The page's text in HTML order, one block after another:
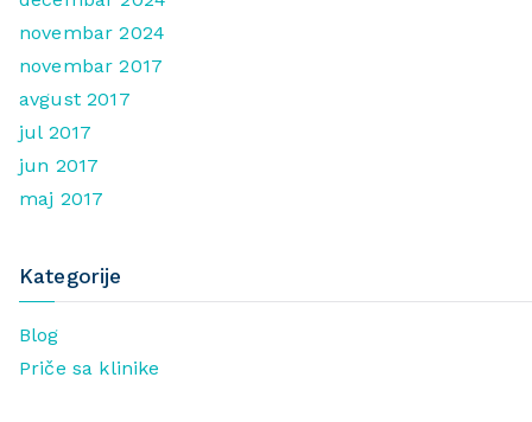
novembar 2024
novembar 2017
avgust 2017
jul 2017
jun 2017
maj 2017
Kategorije
Blog
Priče sa klinike